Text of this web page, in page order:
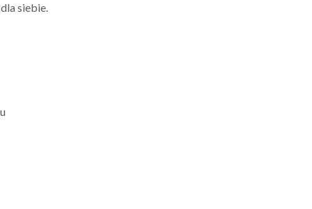
siebie.